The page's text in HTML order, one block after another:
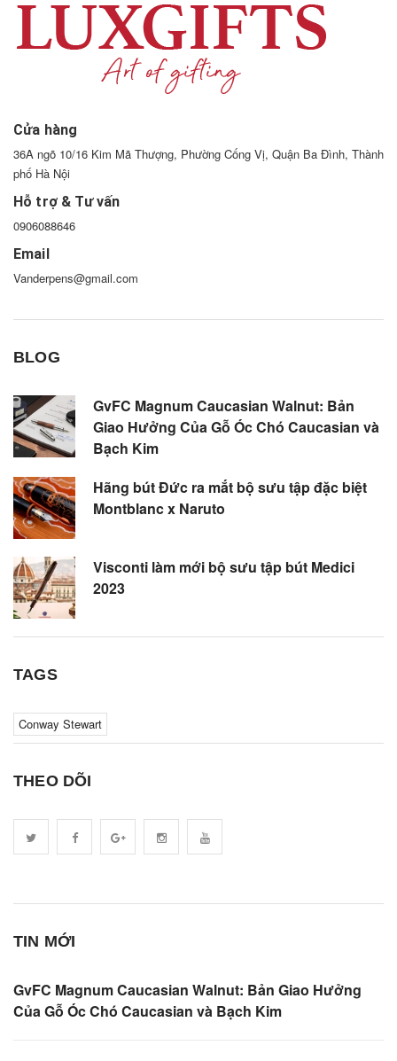
Cửa hàng
36A ngõ 10/16 Kim Mã Thượng, Phường Cống Vị, Quận Ba Đình, Thành
phố Hà Nội
Hỗ trợ & Tư vấn
0906088646
Email
Vanderpens@gmail.com
BLOG
GvFC Magnum Caucasian Walnut: Bản
Giao Hưởng Của Gỗ Óc Chó Caucasian và
Bạch Kim
Hãng bút Đức ra mắt bộ sưu tập đặc biệt
Montblanc x Naruto
Visconti làm mới bộ sưu tập bút Medici
2023
TAGS
Conway Stewart
THEO DÕI
TIN MỚI
GvFC Magnum Caucasian Walnut: Bản Giao Hưởng
Của Gỗ Óc Chó Caucasian và Bạch Kim